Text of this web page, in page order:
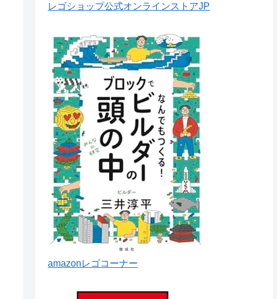
レゴショップ公式オンラインストアJP
amazonレゴコーナー